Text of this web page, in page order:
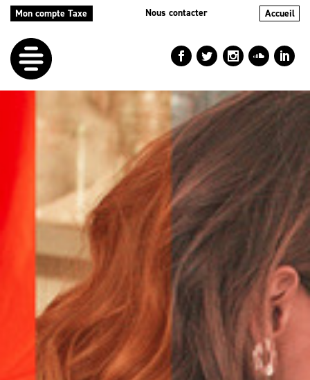
Mon compte Taxe Nous contacter Accueil
LEDÉFI
AIDES
NOSACTIONS
LEBLOG
RÉPERTOIRES